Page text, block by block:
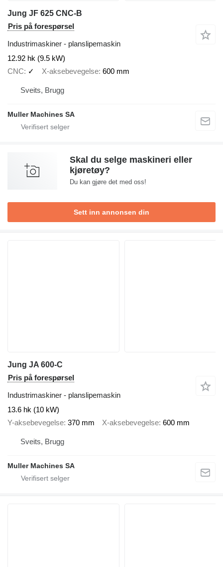
Jung JF 625 CNC-B
Pris på forespørsel
Industrimaskiner - planslipemaskin
12.92 hk (9.5 kW)
CNC
✓ X-aksebevegelse 600 mm
Sveits, Brugg
Muller Machines SA
Skal du selge maskineri eller
kjøretøy?
Du kan gjøre det med oss!
Sett inn annonsen din
Jung JA 600-C
Pris på forespørsel
Industrimaskiner - planslipemaskin
13.6 hk (10 kW)
Y-aksebevegelse 370 mm X-aksebevegelse 600 mm
Sveits, Brugg
Muller Machines SA